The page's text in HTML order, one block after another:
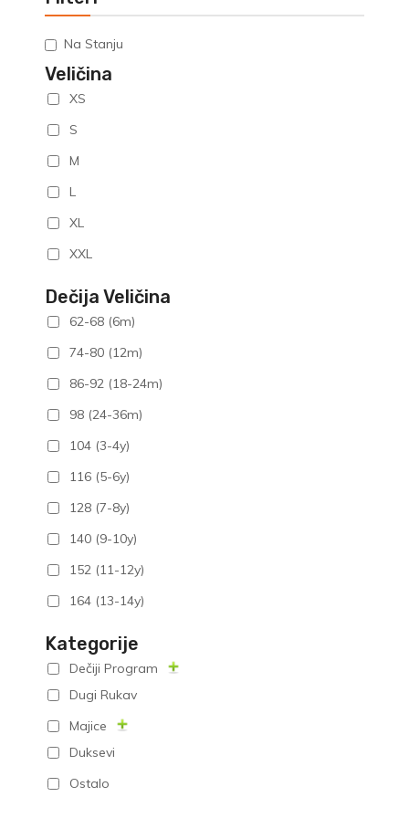
mogu
izabrane
stranici
proizvoda.
Na Stanju
Veličina
XS
S
M
L
XL
XXL
Dečija Veličina
62-68 (6m)
74-80 (12m)
86-92 (18-24m)
98 (24-36m)
104 (3-4y)
116 (5-6y)
128 (7-8y)
140 (9-10y)
152 (11-12y)
164 (13-14y)
Kategorije
Dečiji Program
Dugi Rukav
Majice
Duksevi
Ostalo